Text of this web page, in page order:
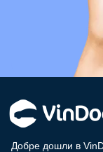
Добре дошли в